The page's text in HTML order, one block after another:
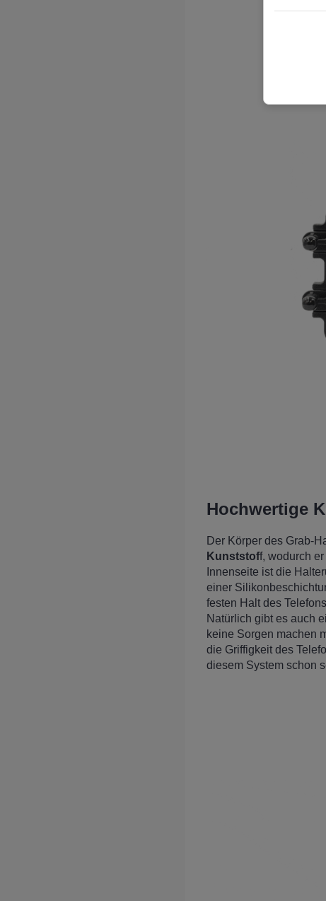
Hochwertige
Der Körper des Grab-
Kunststoff, wodurch
Innenseite ist die
einer
festen Halt des
Natürlich gibt es auch
keine Sorgen machen
die Griffigkeit des
diesem System schon